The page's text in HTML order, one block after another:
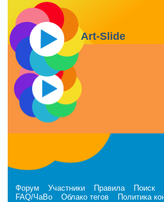
Art-Slide
Форум Участники Правила Поиск
FAQ/ЧаВо
Облако тегов Политика